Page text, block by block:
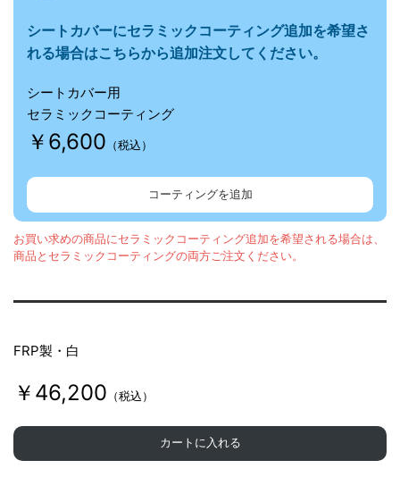
シートカバーにセラミックコーティング追加を希望さ
れる場合はこちらから追加注文してください。
シートカバー用
セラミックコーティング
￥6,600 （税込）
コーティングを追加
お買い求めの商品にセラミックコーティング追加を希望される場合は、
商品とセラミックコーティングの両方ご注文ください。
FRP製・白
￥46,200 （税込）
カートに入れる